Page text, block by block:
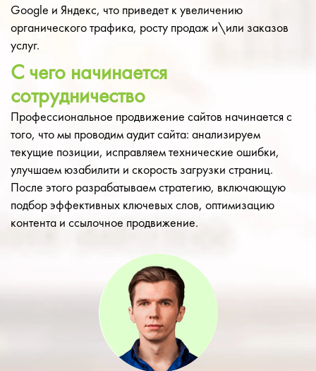
Google и Яндекс, что приведет к увеличению
органического трафика, росту продаж и\или заказов
услуг.
С чего начинается
сотрудничество
Профессиональное продвижение сайтов начинается с
того, что мы проводим аудит сайта: анализируем
текущие позиции, исправляем технические ошибки,
улучшаем юзабилити и скорость загрузки страниц.
После этого разрабатываем стратегию, включающую
подбор эффективных ключевых слов, оптимизацию
контента и ссылочное продвижение.